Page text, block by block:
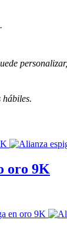
hábiles.
oro 9K